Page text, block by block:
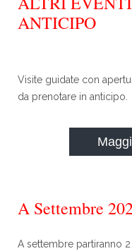
ANTICIPO
Visite guidate con
da prenotare in anticipo.
A Settembre
A settembre partiranno